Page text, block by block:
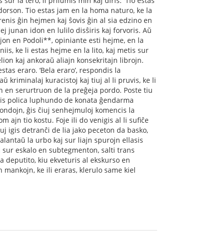
Tio estas jam en la homa naturo, ke la
ĝin hejmen kaj ŝovis ĝin al sia edzino en
junan idon en lulilo disŝiris kaj forvoris. Aŭ
en Podoli**, opiniante esti hejme, en la
ke li estas hejme en la lito, kaj metis sur
kaj ankoraŭ aliajn konsekritajn librojn.
eraro. ‘Bela eraro’, respondis la
kriminalaj kuracistoj kaj tiuj al li pruvis, ke li
en serurtruon de la preĝeja pordo. Poste tiu
polica luphundo de konata ĝendarma
ĝis ĉiuj senhejmuloj komencis la
ajn tio kostu. Foje ili do venigis al li suﬁĉe
igis detranĉi de lia jako peceton da basko,
la urbo kaj sur liajn spurojn ellasis
eskalo en subtegmenton, salti trans
deputito, kiu ekveturis al ekskurso en
ke ili eraras, klerulo same kiel